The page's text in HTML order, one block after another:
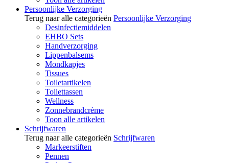
Persoonlijke Verzorging
Terug naar alle categorieën Persoonlijke Verzorging
Desinfectiemiddelen
EHBO Sets
Handverzorging
Lippenbalsems
Mondkapjes
Tissues
Toiletartikelen
Toilettassen
Wellness
Zonnebrandcrème
Toon alle artikelen
Schrijfwaren
Terug naar alle categorieën Schrijfwaren
Markeerstiften
Pennen